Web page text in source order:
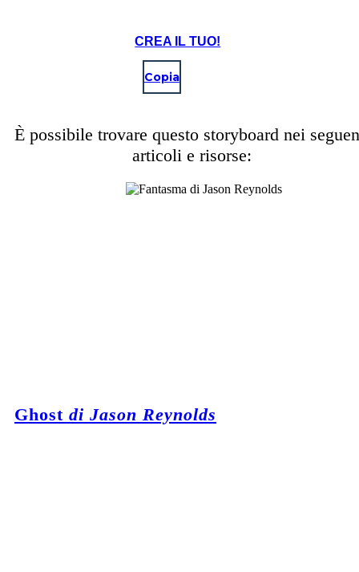
CREA IL TUO!
Copia
È possibile trovare questo storyboard nei
articoli e risorse:
Ghost di Jason Reynolds